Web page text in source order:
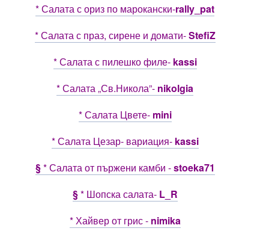
* Салата с ориз по марокански-rally_pat
* Салата с праз, сирене и домати-StefiZ
* Салата с пилешко филе- kassi
* Салата „Св.Никола”- nikolgia
* Салата Цвете- mini
* Салата Цезар- вариация- kassi
§* Салата от пържени камби -stoeka71
§* Шопска салата- L_R
* Хайвер от грис - nimika